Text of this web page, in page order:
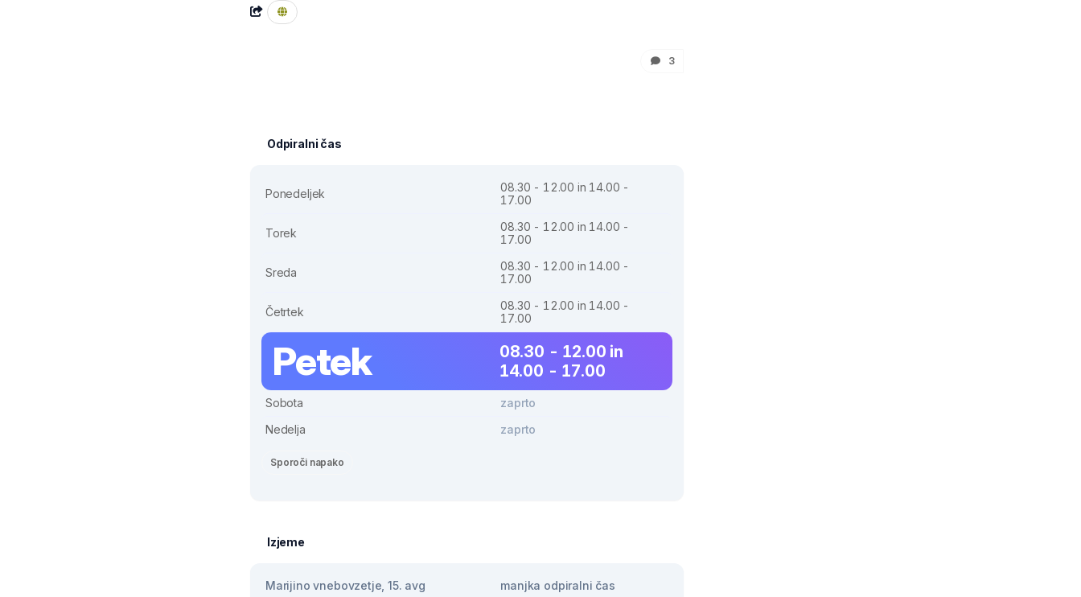
3
Odpiralni čas
Ponedeljek
08.30 - 12.00 in 14.00 -
17.00
Torek
08.30 - 12.00 in 14.00 -
17.00
Sreda
08.30 - 12.00 in 14.00 -
17.00
Četrtek
08.30 - 12.00 in 14.00 -
17.00
Petek
08.30 - 12.00 in
14.00 - 17.00
Sobota
zaprto
Nedelja
zaprto
Sporoči napako
Izjeme
Marijino vnebovzetje, 15. avg manjka odpiralni čas